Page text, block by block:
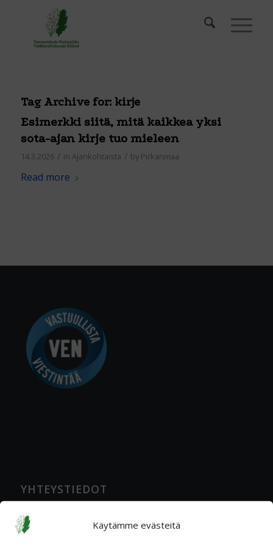
Käytämme evästeitä
Tag Archive for: kirje
Esimerkki siitä, mitä kaikkea yksi
sota-ajan kirje tuo mieleen
14.3.2026 / in Ajankohtaista / by Pirkanmaa
Read more
YHTEYSTIEDOT
Katuosoite
Ratavartijankatu 2 A, 00520 Helsinki